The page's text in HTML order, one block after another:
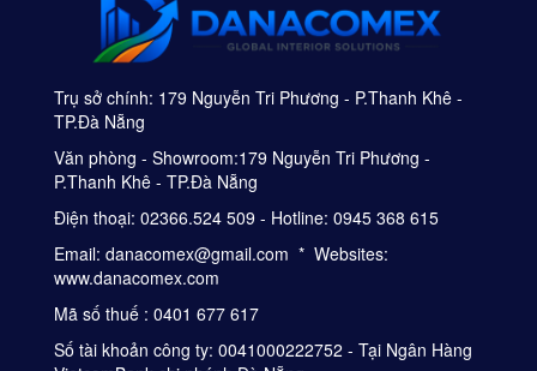
Trụ sở chính: 179 Nguyễn Tri Phương - P.Thanh Khê -
TP.Đà Nẵng
Văn phòng - Showroom:179 Nguyễn Tri Phương -
P.Thanh Khê - TP.Đà Nẵng
Điện thoại: 02366.524 509 - Hotline: 0945 368 615
Email: danacomex@gmail.com * Websites:
www.danacomex.com
Mã số thuế : 0401 677 617
Số tài khoản công ty: 0041000222752 - Tại Ngân Hàng